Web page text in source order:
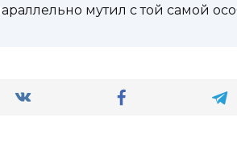
мутил с той самой